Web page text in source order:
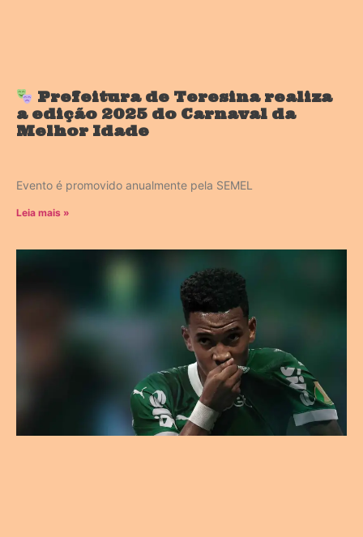
Prefeitura de Teresina realiza
a edição 2025 do Carnaval da
Melhor Idade
Evento é promovido anualmente pela SEMEL
Leia mais »